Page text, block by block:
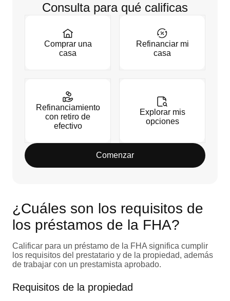
Consulta para qué calificas
Comprar una
casa
Refinanciar mi
casa
Refinanciamiento
con retiro de
efectivo
Explorar mis
opciones
Comenzar
¿Cuáles son los requisitos de
los préstamos de la FHA?
Calificar para un préstamo de la FHA significa cumplir
los requisitos del prestatario y de la propiedad, además
de trabajar con un prestamista aprobado.
Requisitos de la propiedad